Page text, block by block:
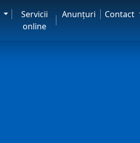
Servicii
online
Anunţuri Contact